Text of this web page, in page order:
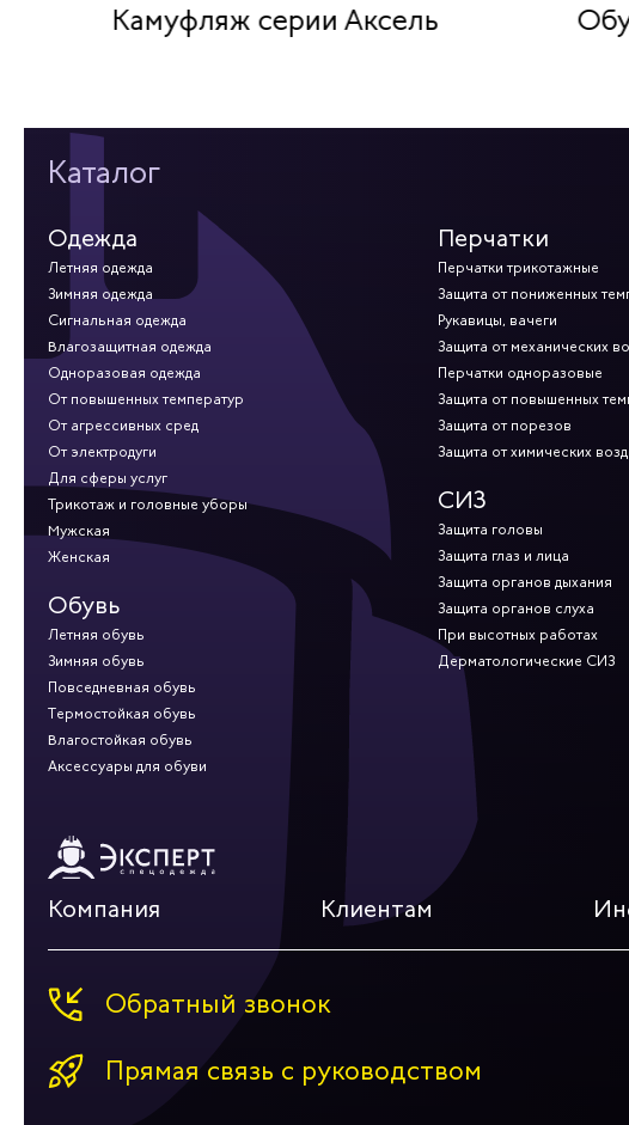
Камуфляж серии Аксель
Каталог
Одежда
Летняя одежда
Зимняя одежда
Сигнальная одежда
Влагозащитная одежда
Одноразовая одежда
От повышенных температур
От агрессивных сред
От электродуги
Для сферы услуг
Трикотаж и головные уборы
Мужская
Женская
Обувь
Летняя обувь
Зимняя обувь
Повседневная обувь
Термостойкая обувь
Влагостойкая обувь
Аксессуары для обуви
Перчатки
Перчатки трикотажные
Защита от пониженных
Рукавицы, вачеги
Защита от механических
Перчатки одноразовые
Защита от повышенных
Защита от порезов
Защита от химических
СИЗ
Защита головы
Защита глаз и лица
Защита органов дыхания
Защита органов слуха
При высотных работах
Дерматологические СИЗ
Компания Клиентам
Обратный звонок
Прямая связь с руководством